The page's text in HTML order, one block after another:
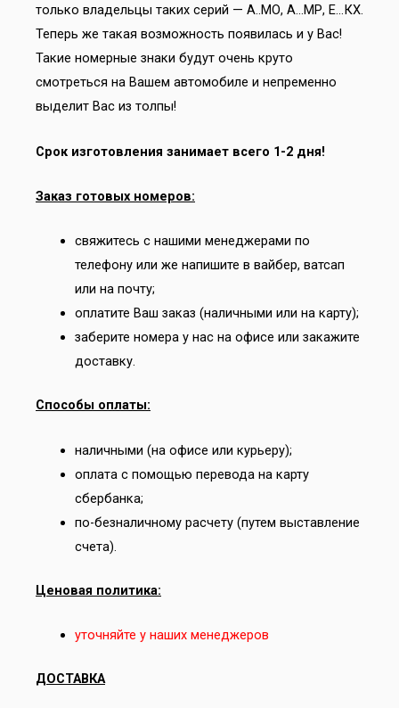
только владельцы таких серий — А..МО, А…МР, Е…КХ.
Теперь же такая возможность появилась и у Вас!
Такие номерные знаки будут очень круто
смотреться на Вашем автомобиле и непременно
выделит Вас из толпы!
Срок изготовления занимает всего 1-2 дня!
Заказ готовых номеров:
свяжитесь с нашими менеджерами по
телефону или же напишите в вайбер, ватсап
или на почту;
оплатите Ваш заказ (наличными или на карту);
заберите номера у нас на офисе или закажите
доставку.
Способы оплаты:
наличными (на офисе или курьеру);
оплата с помощью перевода на карту
сбербанка;
по-безналичному расчету (путем выставление
счета).
Ценовая политика:
уточняйте у наших менеджеров
ДОСТАВКА